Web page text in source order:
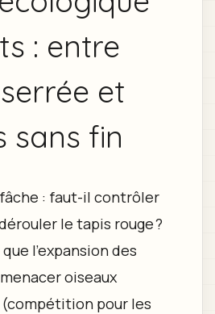
: entre
et
sans fin
: faut-il contrôler
le tapis rouge ?
l’expansion des
oiseaux
pour les